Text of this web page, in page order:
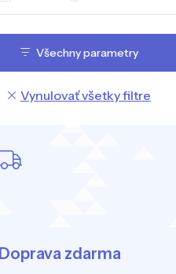
Všechny parametry
Vynulovať všetky filtre
Doprava zdarma